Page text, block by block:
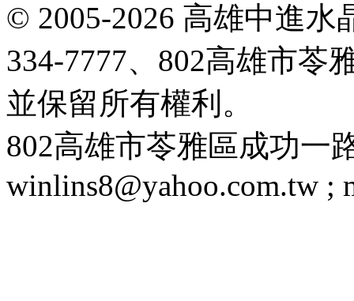
© 2005-2026 高雄中進水
334-7777、802高雄市苓
並保留所有權利。
802高雄市苓雅區成功一
winlins8@yahoo.com.tw ;